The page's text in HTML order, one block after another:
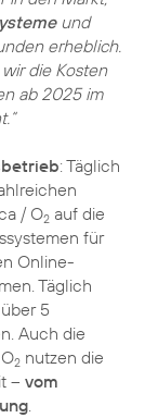
und
erheblich.
die Kosten
ab 2025 im
: Täglich
/ O2 auf die
für
Online-
Täglich
5
Auch die
2 nutzen die
– vom
.